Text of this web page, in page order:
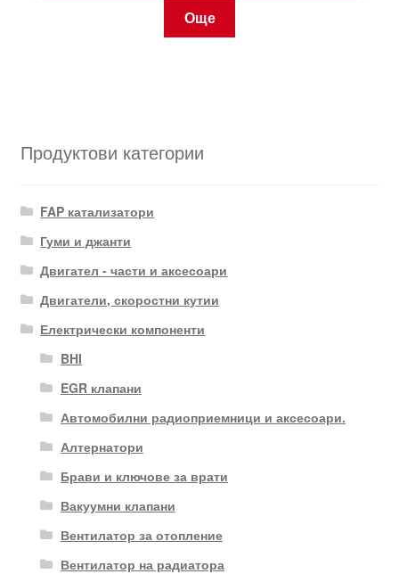
Още
Продуктови категории
FAP катализатори
Гуми и джанти
Двигател - части и аксесоари
Двигатели, скоростни кутии
Електрически компоненти
BHI
EGR клапани
Автомобилни радиоприемници и аксесоари.
Алтернатори
Брави и ключове за врати
Вакуумни клапани
Вентилатор за отопление
Вентилатор на радиатора